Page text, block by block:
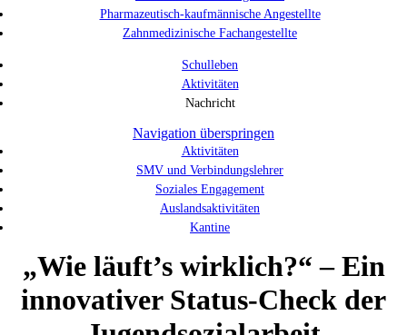
Pharmazeutisch-kaufmännische Angestellte
Zahnmedizinische Fachangestellte
Schulleben
Aktivitäten
Nachricht
Navigation überspringen
Aktivitäten
SMV und Verbindungslehrer
Soziales Engagement
Auslandsaktivitäten
Kantine
„Wie läuft’s wirklich?“ – Ein
innovativer Status-Check der